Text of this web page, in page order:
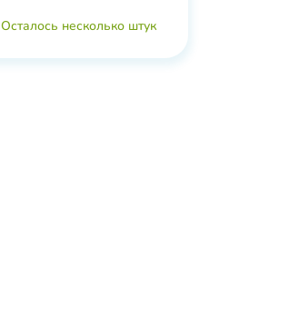
Осталось несколько штук